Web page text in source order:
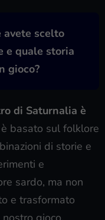
avete scelto
e quale storia
gioco?
di Saturnalia è
basato sul folklore
di storie e
e
sardo, ma non
e trasformato